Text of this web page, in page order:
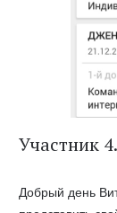
Участник
Добрый день